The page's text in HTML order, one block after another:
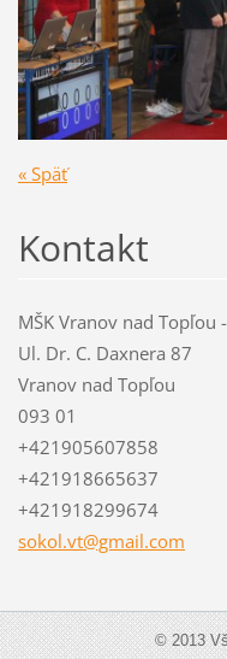
« Späť
Kontakt
MŠK Vranov nad Topľou
Ul. Dr. C. Daxnera 87
Vranov nad Topľou
093 01
+421905607858
+421918665637
+421918299674
sokol.vt@gmail.com
© 2013